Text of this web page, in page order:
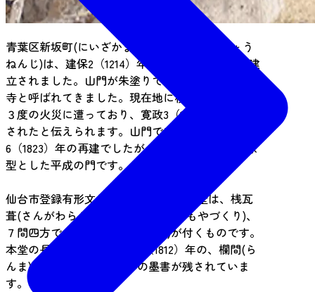
青葉区新坂町(にいざかまち)にある稱念寺(しょう
ねんじ)は、建保2（1214）年に会津若松で開基・建
立されました。山門が朱塗りであることから赤門
寺と呼ばれてきました。現在地に移った後、寺は
３度の火災に遭っており、寛政3（1791）年に再建
されたと伝えられます。山門である赤門は文政
6（1823）年の再建でしたが、現在の門はそれを原
型とした平成の門です。
仙台市登録有形文化財になっている本堂は、桟瓦
葺(さんがわらぶき)、入母屋造(いりもやづくり)、
７間四方で３間の向拝(こうはい)が付くものです。
本堂の長押(なげし)に文化9（1812）年の、欄間(ら
んま)には享和2（1802）年の墨書が残されていま
す。